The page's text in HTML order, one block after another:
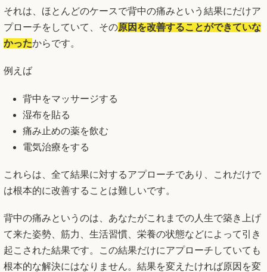
それは、ほとんどのケースで背中の痛みという結果にだけア
プローチをしていて、その原因を改善することができていな
かったからです。
例えば
背中をマッサージする
湿布を貼る
痛み止めの薬を飲む
電気治療をする
これらは、全て結果に対するアプローチであり、これだけで
は根本的に改善することは難しいです。
背中の痛みというのは、あなたがこれまでの人生で築き上げ
て来た姿勢、筋力、生活習慣、栄養の状態などによって引き
起こされた結果です。この結果だけにアプローチしていても
根本的な解決にはなりません。結果を変えたければ原因を変